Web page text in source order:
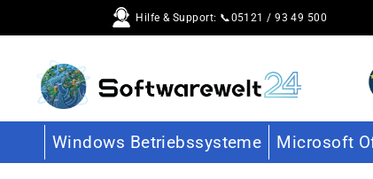
Hilfe & Support: 📞05121 / 93 49 500
Windows Betriebssysteme Microsoft